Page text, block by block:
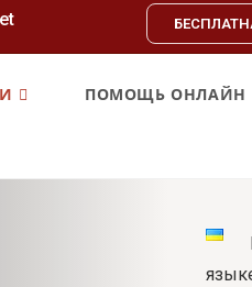
ПОМОЩЬ ОНЛАЙН